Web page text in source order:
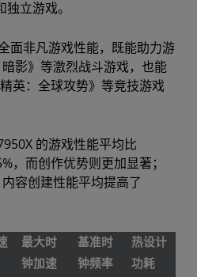
独立游戏。
面非凡游戏性能，既能助力游
影》等激烈战斗游戏，也能
英：全球攻势》等竞技游戏
的游戏性能平均比
，而创作优势则更加显著；
容创建性能平均提高了
最大时
钟加速
基准时
钟频率
热设计
功耗